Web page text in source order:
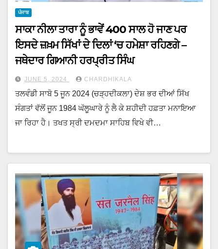
ਪੰਜਾਬ
ਸਾਕਾ ਨੀਲਾ ਤਾਰਾ ਨੂੰ ਭਾਵੇਂ 400 ਸਾਲ ਹੋ ਜਾਣ ਪਰ
ਇਸਦੇ ਜ਼ਖ਼ਮ ਸਿੱਖਾਂ ਦੇ ਦਿਲਾਂ ‘ਚ ਹਮੇਸ਼ਾ ਰਹਿਣਗੇ –
ਜਥੇਦਾਰ ਗਿਆਨੀ ਹਰਪ੍ਰੀਤ ਸਿੰਘ
JUNE 5, 2024 CHARDHIKALA
ਤਲਵੰਡੀ ਸਾਬੋ 5 ਜੂਨ 2024 (ਚੜ੍ਹਦੀਕਲਾ) ਦੇਸ਼ ਭਰ ਦੀਆਂ ਸਿੱਖ
ਸੰਗਤਾਂ ਵੱਲੋਂ ਜੂਨ 1984 ਘੱਲੂਘਾਰੇ ਨੂੰ ਲੈ ਕੇ ਸ਼ਹੀਦੀ ਹਫ਼ਤਾ ਮਨਾਇਆ
ਜਾ ਰਿਹਾ ਹੈ। ਤਖਤ ਸ੍ਰੀ ਦਮਦਮਾ ਸਾਹਿਬ ਵਿਖੇ ਵੀ…